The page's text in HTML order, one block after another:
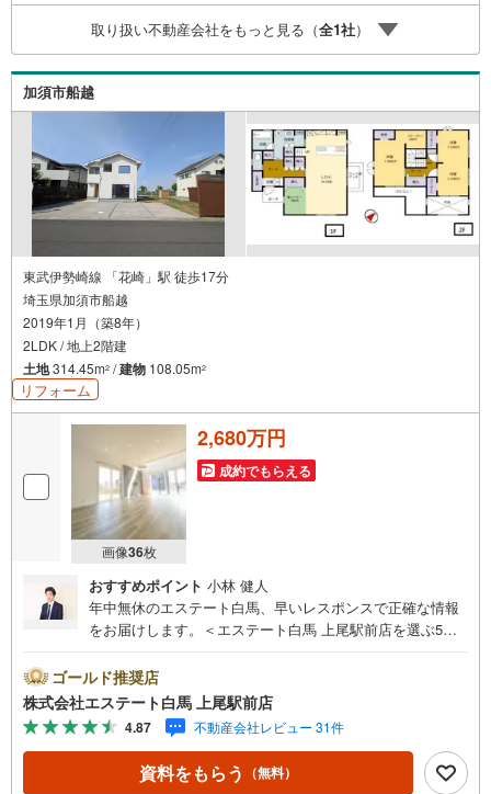
EやZOOMなど、WEB会議システムを活用した非接触での
お打ち合わせも可能です。
取り扱い不動産会社をもっと見る（全1社）
加須市船越
東武伊勢崎線 「花崎」駅 徒歩17分
埼玉県加須市船越
2019年1月（築8年）
2LDK / 地上2階建
土地314.45m2 /建物 108.05m2
リフォーム
画像36枚
2,680万円
成約でもらえる
おすすめポイント 小林 健人
年中無休のエステート白馬、早いレスポンスで正確な情報
をお届けします。＜エステート白馬 上尾駅前店を選ぶ5つ
トーヨーカドー上尾駅前店」内に立地。2.無料駐車場完備
のお店立体駐車場は全480台収容可。駐車場完備してます。
3.大型キッズスペース当店自慢のキッズスペースをぜひご
覧ください。店内におむつ替えコーナーもご用意してま
す。4.年中無休・365日営業でお手伝い営業時間:10時～20
時まで。スピードある対応が自慢のお店です。5.提携FPへ
ゴールド推奨店
株式会社エステート白馬 上尾駅前店
4.87 不動産会社レビュー 31件
資料をもらう （無料）